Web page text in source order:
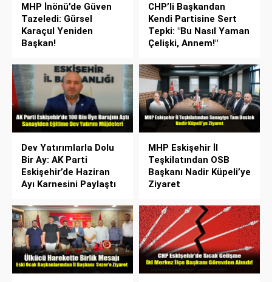
MHP İnönü’de Güven
Tazeledi: Gürsel
Karaçul Yeniden
Başkan!
CHP’li Başkandan
Kendi Partisine Sert
Tepki: "Bu Nasıl Yaman
Çelişki, Annem!"
Dev Yatırımlarla Dolu
Bir Ay: AK Parti
Eskişehir’de Haziran
Ayı Karnesini Paylaştı
MHP Eskişehir İl
Teşkilatından OSB
Başkanı Nadir Küpeli’ye
Ziyaret